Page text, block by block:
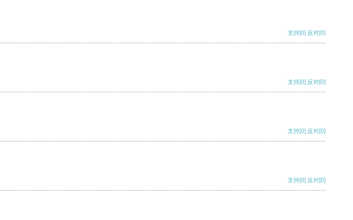
支持[0] 反对[0]
支持[0] 反对[0]
支持[0] 反对[0]
支持[0] 反对[0]